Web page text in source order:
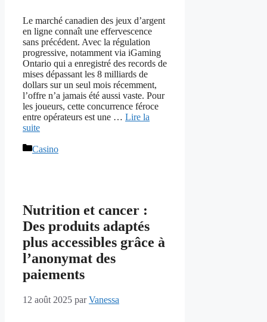
Le marché canadien des jeux d’argent
en ligne connaît une effervescence
sans précédent. Avec la régulation
progressive, notamment via iGaming
Ontario qui a enregistré des records de
mises dépassant les 8 milliards de
dollars sur un seul mois récemment,
l’offre n’a jamais été aussi vaste. Pour
les joueurs, cette concurrence féroce
entre opérateurs est une … Lire la
suite
Catégories
Casino
Nutrition et cancer :
Des produits adaptés
plus accessibles grâce à
l’anonymat des
paiements
12 août 2025 parVanessa